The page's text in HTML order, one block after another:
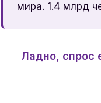
мира. 1.4 млрд
Ладно, спрос